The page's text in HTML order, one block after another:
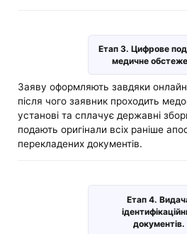
Етап 3. Цифрове
медичне
Заяву оформляють завдяки
після чого заявник проходить
установі та сплачує державні
подають оригінали всіх раніше
перекладених документів.
Етап 4.
документів.